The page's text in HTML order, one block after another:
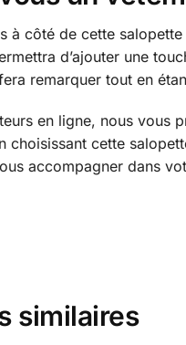
à côté de cette
d’ajouter une
remarquer tout en
en ligne, nous vous
choisissant cette
accompagner dans
similaires